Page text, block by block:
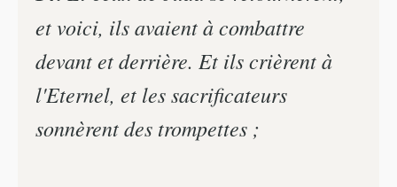
et voici, ils avaient à combattre
devant et derrière. Et ils crièrent à
l'Eternel, et les sacrificateurs
sonnèrent des trompettes ;